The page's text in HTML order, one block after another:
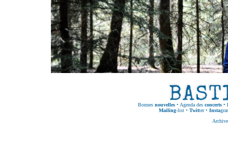
Bonnes nouvelles • Agenda des concerts •
Mailing-list• Twitter• Insta